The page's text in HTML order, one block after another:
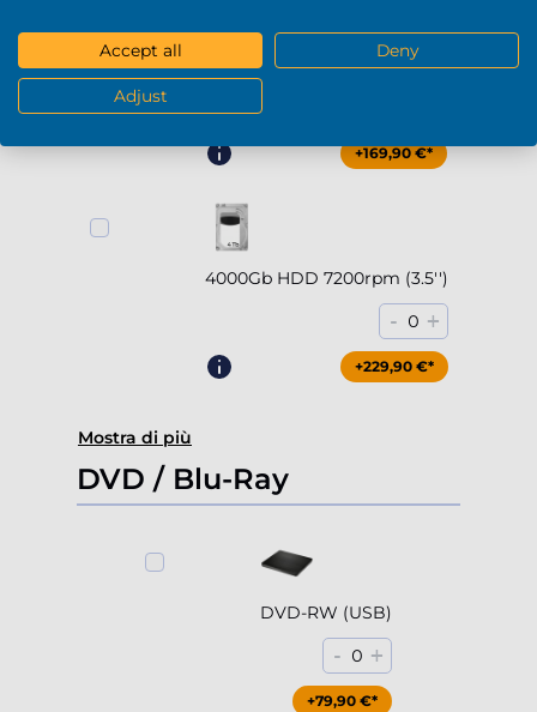
2000Gb HDD 7200rpm (3.5'')
+169,90 €*
4000Gb HDD 7200rpm (3.5'')
- 0 +
+229,90 €*
Mostra di più
DVD / Blu-Ray
DVD-RW (USB)
- 0 +
+79,90 €*
Accept all Deny
Adjust